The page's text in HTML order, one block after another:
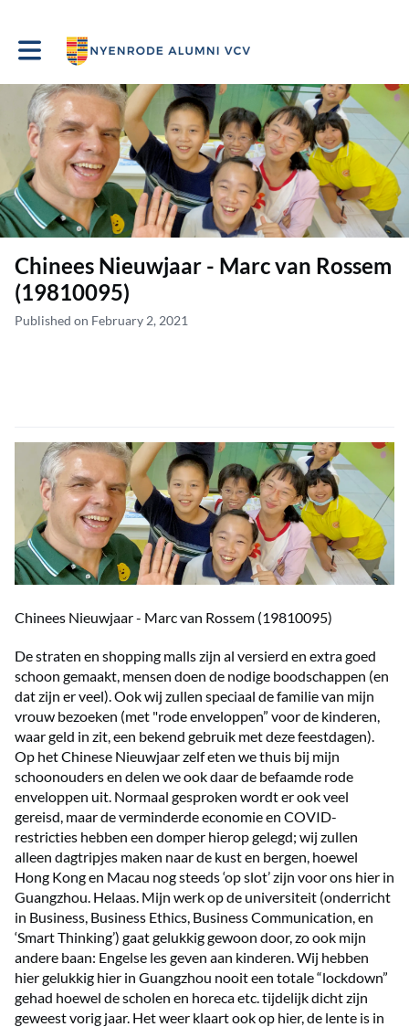
Toggle main navigation
Chinees Nieuwjaar - Marc van Rossem
(19810095)
Published on February 2, 2021
Chinees Nieuwjaar - Marc van Rossem (19810095)
De straten en shopping malls zijn al versierd en extra goed
schoon gemaakt, mensen doen de nodige boodschappen (en
dat zijn er veel). Ook wij zullen speciaal de familie van mijn
vrouw bezoeken (met "rode enveloppen” voor de kinderen,
waar geld in zit, een bekend gebruik met deze feestdagen).
Op het Chinese Nieuwjaar zelf eten we thuis bij mijn
schoonouders en delen we ook daar de befaamde rode
enveloppen uit. Normaal gesproken wordt er ook veel
gereisd, maar de verminderde economie en COVID-
restricties hebben een domper hierop gelegd; wij zullen
alleen dagtripjes maken naar de kust en bergen, hoewel
Hong Kong en Macau nog steeds ‘op slot’ zijn voor ons hier in
Guangzhou. Helaas. Mijn werk op de universiteit (onderricht
in Business, Business Ethics, Business Communication, en
‘Smart Thinking’) gaat gelukkig gewoon door, zo ook mijn
andere baan: Engelse les geven aan kinderen. Wij hebben
hier gelukkig hier in Guangzhou nooit een totale “lockdown”
gehad hoewel de scholen en horeca etc. tijdelijk dicht zijn
geweest vorig jaar. Het weer klaart ook op hier, de lente is in